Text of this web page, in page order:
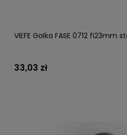
VIEFE Gałka FASE 0712 fi23mm
33,03 zł